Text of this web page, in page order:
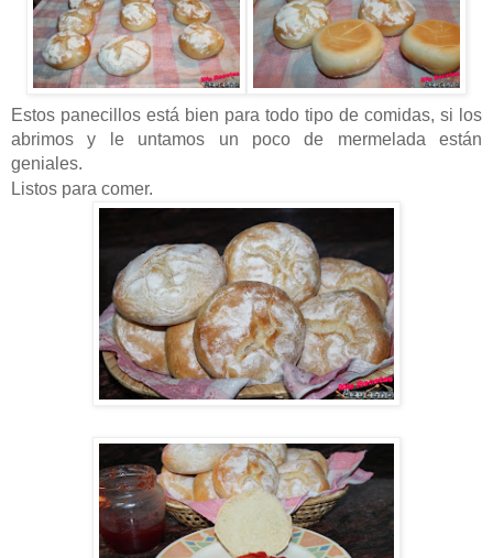
Estos panecillos está bien para todo tipo de comidas, si los
abrimos y le untamos un poco de mermelada están
geniales.
Listos para comer.